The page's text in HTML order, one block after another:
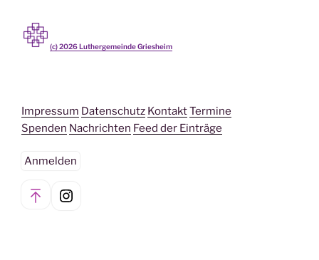
(c)2026Luthergemeinde Griesheim
Impressum Datenschutz KontaktTermine
Spenden Nachrichten Feed der Einträge
Anmelden